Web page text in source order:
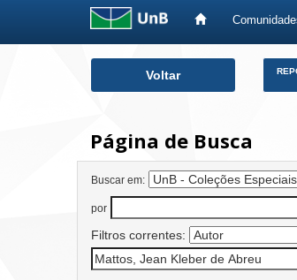
Voltar
Página de Busca
Buscar em:
por
Filtros correntes: